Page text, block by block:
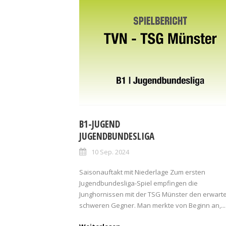
B1-JUGEND
JUGENDBUNDESLIGA
10 Sep. 2024
Saisonauftakt mit Niederlage Zum ersten
Jugendbundesliga-Spiel empfingen die
Junghornissen mit der TSG Münster den
schweren Gegner. Man merkte von Beginn an,...